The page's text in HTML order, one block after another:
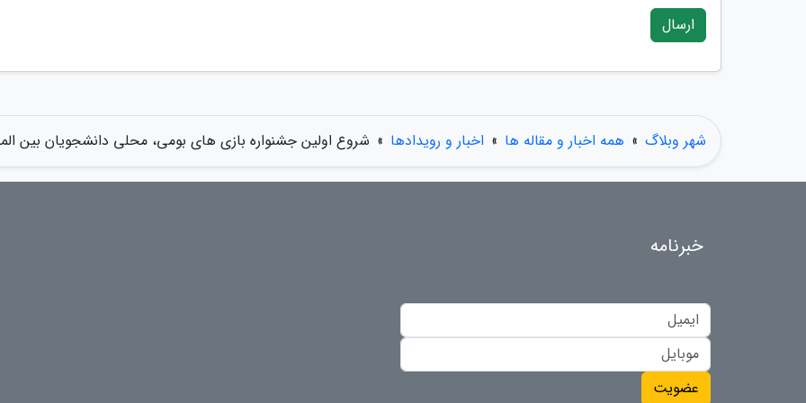
ارسال
شهر وبلاگ » همه اخبار و مقاله ها » اخبار و رویدادها » شروع اولین جشنواره بازی های بومی، محلی دانشجویان بین
خبرنامه
عضویت